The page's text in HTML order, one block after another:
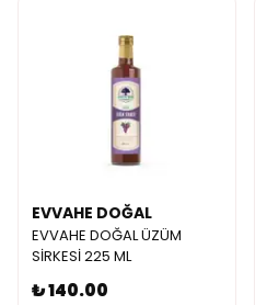
EVVAHE DOĞAL
EVVAHE DOĞAL ÜZÜM
SİRKESİ 225 ML
₺ 140.00